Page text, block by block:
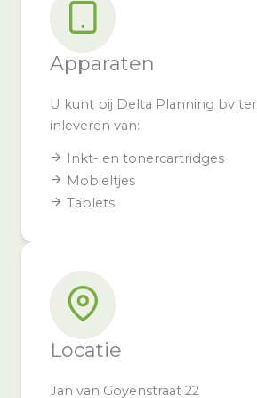
Apparaten
U kunt bij Delta Planning bv
inleveren van:
Inkt- en tonercartridges
Mobieltjes
Tablets
Locatie
Jan van Goyenstraat 22